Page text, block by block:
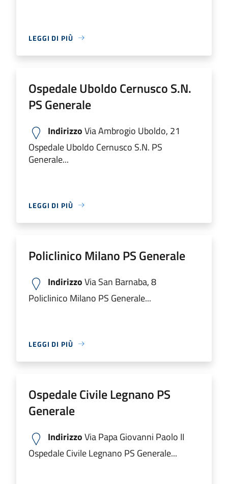
LEGGI DI PIÙ
Ospedale Uboldo Cernusco S.N.
PS Generale
IndirizzoVia Ambrogio Uboldo, 21
Ospedale Uboldo Cernusco S.N. PS
Generale...
LEGGI DI PIÙ
Policlinico Milano PS Generale
IndirizzoVia San Barnaba, 8
Policlinico Milano PS Generale...
LEGGI DI PIÙ
Ospedale Civile Legnano PS
Generale
IndirizzoVia Papa Giovanni Paolo II
Ospedale Civile Legnano PS Generale...